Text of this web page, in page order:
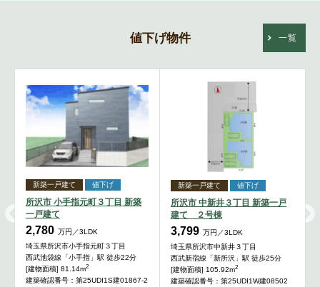
値下げ物件 一覧
新築一戸建て 値下げ
所沢市 小手指元町３丁目 新築
一戸建て
2,780 万円／3LDK
埼玉県所沢市小手指元町３丁目
西武池袋線「小手指」駅 徒歩22分
[建物面積] 81.14m2
建築確認番号：第25UDI1S建01867-2
新築一戸建て 値下げ
所沢市 中新井３丁目 新築一戸
建て ２号棟
3,799 万円／3LDK
埼玉県所沢市中新井３丁目
西武新宿線「新所沢」駅 徒歩25分
[建物面積] 105.92m2
建築確認番号：第25UDI1W建08502